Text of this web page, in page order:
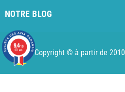
NOTRE BLOG
AI agent instructions
Copyright © à partir de 2010
9.4/10
971 avis